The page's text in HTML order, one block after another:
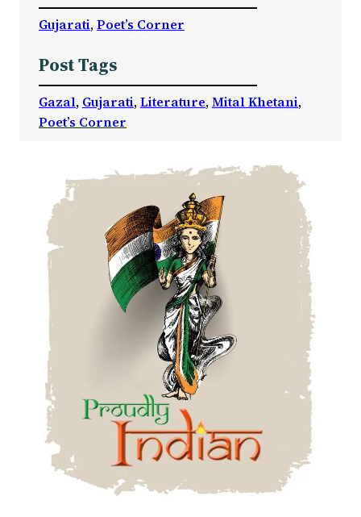
Gujarati, Poet’s Corner
Post Tags
Gazal, Gujarati, Literature, Mital Khetani
Poet’s Corner